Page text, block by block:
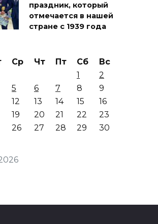
праздник, который
отмечается в нашей
стране с 1939 года
Ср Чт Пт Сб
Вс
1
2
5 6 7 8
9
12 13 14 15
16
19 20 21 22
23
26 27 28 29
30